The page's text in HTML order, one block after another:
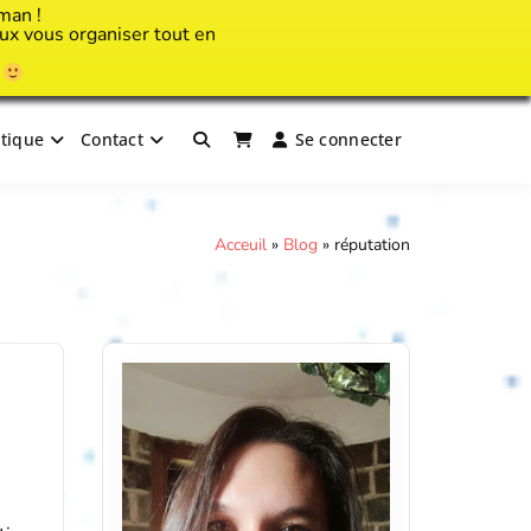
!
vous organiser tout en
Contact Se connecter
Acceuil » Blog » réputation